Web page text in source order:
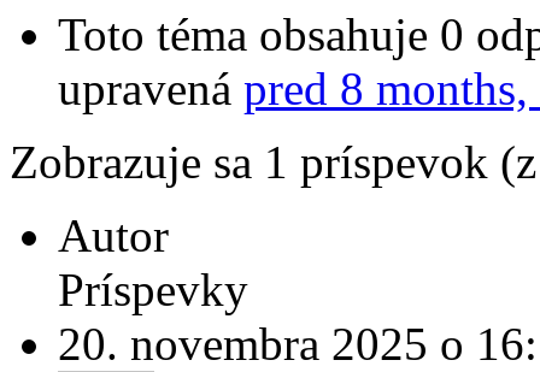
Toto téma obsahuje 0
upravená pred 8 months,
Zobrazuje sa 1 príspevok
Autor
Príspevky
20. novembra 2025 o